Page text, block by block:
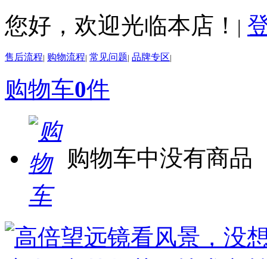
您好，欢迎光临本店！ |
售后流程| 购物流程| 常见问题| 品牌专区|
购物车0件
购物车中没有商品